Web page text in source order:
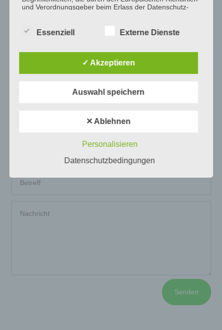
 mail@avantismed.de
Kampweg 40 D, 41751 Viersen
schreiben Sie uns an
Senden
und Verordnungsgeber beim Erlass der Datenschutz-
als auch für unsere Kunden und Geschäftspartner
Begrifflichkeiten erläutern.
a) personenbezogene Daten
Personenbezogene Daten sind alle Informationen, die
Person (im Folgenden „betroffene Person") beziehen.
angesehen, die direkt oder indirekt, insbesondere mittels
Zuordnung zu einer Kennung wie einem Namen, zu
physiologischen, genetischen, psychischen,
personenbezogene Daten von dem für die Verarbeitung
Essenziell Externe Dienste
✓ Akzeptieren
Auswahl speichern
✕ Ablehnen
Personalisieren
Datenschutzbedingungen